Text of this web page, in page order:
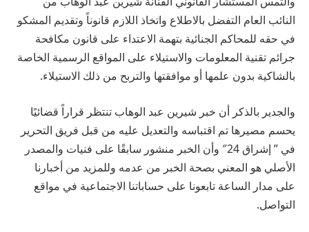
النائب العام التفضل بالاطلاع واتخاذ اللازم قانوناً وتقديم المشكو
في حقه للمحاكم الجنائية بتهمة الاعتداء على قانون مكافحة
جرائم تقنية المعلومات والاستيلاء على المواقع الرسمية الخاصة
بالشاكية بدون علمها أو موافقتها والتربح من ذلك الاستيلاء.
والجدير بالذكر أن خبر شيرين عبد الوهاب تنتظر قراراً قضائيًا
يحسم مصيرها تم اقتباسه والتعديل عليه من قبل فريق التحرير
في ” إشراق 24″ وأن الخبر منشور سابقًا على فنيات والمصدر
الأصلي هو المعني بصحة الخبر من عدمه وللمزيد من أخبارنا
على مدار الساعة تابعونا على حساباتنا الاجتماعية في مواقع
التواصل.